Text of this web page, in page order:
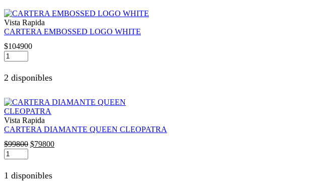
Vista Rapida
CARTERA EMBOSSED LOGO WHITE
$104900
CARTERA
EMBOSSED
LOGO
WHITE
2 disponibles
Vista Rapida
CARTERA DIAMANTE QUEEN CLEOPATRA
$99800 El
era:
$99800.
$79800El
CARTERA
DIAMANTE
QUEEN
CLEOPATRA
1 disponibles